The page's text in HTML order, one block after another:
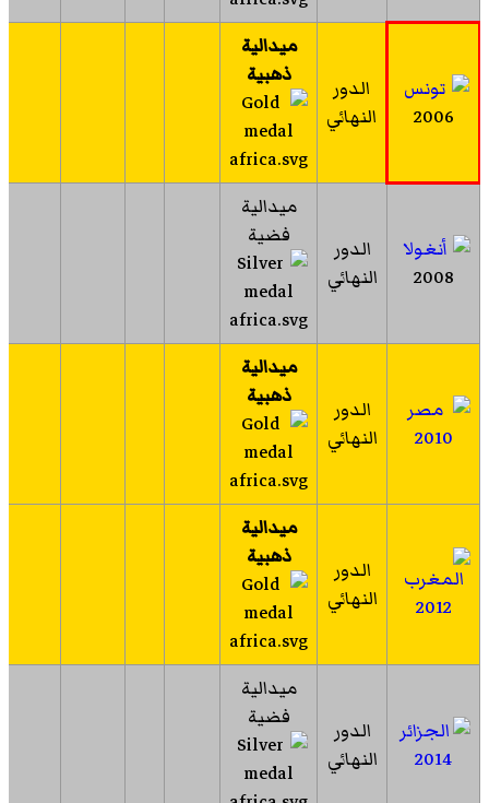
2006
الدور
النهائي
ميدالية
ذهبية
2008
الدور
النهائي
ميدالية
فضية
2010
الدور
النهائي
ميدالية
ذهبية
2012
الدور
النهائي
ميدالية
ذهبية
2014
الدور
النهائي
ميدالية
فضية